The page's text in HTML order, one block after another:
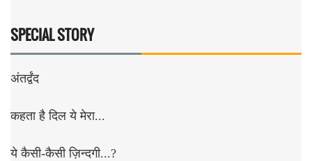
SPECIAL STORY
अंतर्द्वंद
कहता है दिल ये मेरा...
ये कैसी-कैसी ज़िन्दगी...?